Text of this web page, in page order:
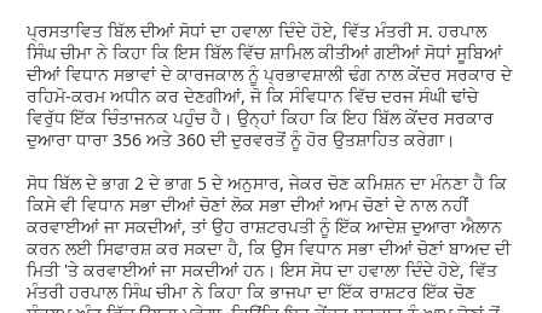
ਪ੍ਰਸਤਾਵਿਤ ਬਿੱਲ ਦੀਆਂ ਸੋਧਾਂ ਦਾ ਹਵਾਲਾ ਦਿੰਦੇ ਹੋਏ, ਵਿੱਤ ਮੰਤਰੀ ਸ. ਹਰਪਾਲ
ਸਿੰਘ ਚੀਮਾ ਨੇ ਕਿਹਾ ਕਿ ਇਸ ਬਿੱਲ ਵਿੱਚ ਸ਼ਾਮਿਲ ਕੀਤੀਆਂ ਗਈਆਂ ਸੋਧਾਂ ਸੂਬਿਆਂ
ਦੀਆਂ ਵਿਧਾਨ ਸਭਾਵਾਂ ਦੇ ਕਾਰਜਕਾਲ ਨੂੰ ਪ੍ਰਭਾਵਸ਼ਾਲੀ ਢੰਗ ਨਾਲ ਕੇਂਦਰ ਸਰਕਾਰ ਦੇ
ਰਹਿਮੋ-ਕਰਮ ਅਧੀਨ ਕਰ ਦੇਣਗੀਆਂ, ਜੋ ਕਿ ਸੰਵਿਧਾਨ ਵਿੱਚ ਦਰਜ ਸੰਘੀ ਢਾਂਚੇ
ਵਿਰੁੱਧ ਇੱਕ ਚਿੰਤਾਜਨਕ ਪਹੁੰਚ ਹੈ। ਉਨ੍ਹਾਂ ਕਿਹਾ ਕਿ ਇਹ ਬਿੱਲ ਕੇਂਦਰ ਸਰਕਾਰ
ਦੁਆਰਾ ਧਾਰਾ 356 ਅਤੇ 360 ਦੀ ਦੁਰਵਰਤੋਂ ਨੂੰ ਹੋਰ ਉਤਸ਼ਾਹਿਤ ਕਰੇਗਾ।
ਸੋਧ ਬਿੱਲ ਦੇ ਭਾਗ 2 ਦੇ ਭਾਗ 5 ਦੇ ਅਨੁਸਾਰ, ਜੇਕਰ ਚੋਣ ਕਮਿਸ਼ਨ ਦਾ ਮੰਨਣਾ ਹੈ ਕਿ
ਕਿਸੇ ਵੀ ਵਿਧਾਨ ਸਭਾ ਦੀਆਂ ਚੋਣਾਂ ਲੋਕ ਸਭਾ ਦੀਆਂ ਆਮ ਚੋਣਾਂ ਦੇ ਨਾਲ ਨਹੀਂ
ਕਰਵਾਈਆਂ ਜਾ ਸਕਦੀਆਂ, ਤਾਂ ਉਹ ਰਾਸ਼ਟਰਪਤੀ ਨੂੰ ਇੱਕ ਆਦੇਸ਼ ਦੁਆਰਾ ਐਲਾਨ
ਕਰਨ ਲਈ ਸਿਫਾਰਸ਼ ਕਰ ਸਕਦਾ ਹੈ, ਕਿ ਉਸ ਵਿਧਾਨ ਸਭਾ ਦੀਆਂ ਚੋਣਾਂ ਬਾਅਦ ਦੀ
ਮਿਤੀ 'ਤੇ ਕਰਵਾਈਆਂ ਜਾ ਸਕਦੀਆਂ ਹਨ। ਇਸ ਸੋਧ ਦਾ ਹਵਾਲਾ ਦਿੰਦੇ ਹੋਏ, ਵਿੱਤ
ਮੰਤਰੀ ਹਰਪਾਲ ਸਿੰਘ ਚੀਮਾ ਨੇ ਕਿਹਾ ਕਿ ਭਾਜਪਾ ਦਾ ਇੱਕ ਰਾਸ਼ਟਰ ਇੱਕ ਚੋਣ